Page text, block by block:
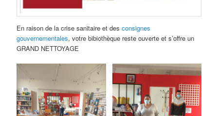
En raison de la crise sanitaire et desconsignes
gouvernementales, votre bibiothèque reste ouverte et s’offre un
GRAND NETTOYAGE